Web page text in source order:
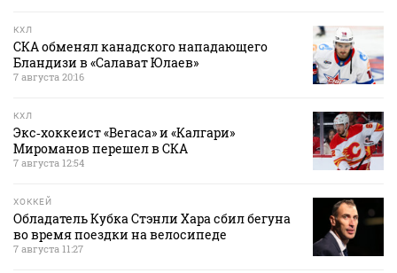
КХЛ
СКА обменял канадского нападающего
Бландизи в «Салават Юлаев»
7 августа 20:16
КХЛ
Экс‑хоккеист «Вегаса» и «Калгари»
Мироманов перешел в СКА
7 августа 12:54
ХОККЕЙ
Обладатель Кубка Стэнли Хара сбил бегуна
во время поездки на велосипеде
7 августа 11:27